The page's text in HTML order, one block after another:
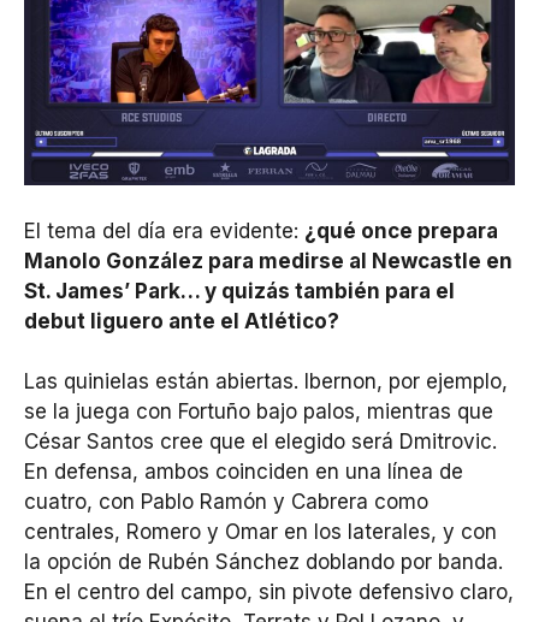
El tema del día era evidente: ¿qué once prepara
Manolo González para medirse al Newcastle en
St. James’ Park… y quizás también para el
debut liguero ante el Atlético?
Las quinielas están abiertas. Ibernon, por ejemplo,
se la juega con Fortuño bajo palos, mientras que
César Santos cree que el elegido será Dmitrovic.
En defensa, ambos coinciden en una línea de
cuatro, con Pablo Ramón y Cabrera como
centrales, Romero y Omar en los laterales, y con
la opción de Rubén Sánchez doblando por banda.
En el centro del campo, sin pivote defensivo claro,